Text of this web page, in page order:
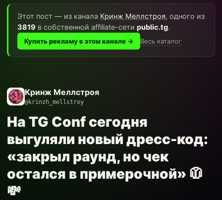
Этот пост — из канала Кринж Меллстроя, одного из
3819 в собственной affiliate-сети public.tg.
Купить рекламу в этом канале → Весь каталог
Кринж Меллстроя
@krinzh_mellstroy
На TG Conf сегодня
выгуляли новый дресс-код:
«закрыл раунд, но чек
остался в примерочной» 🧥
💸